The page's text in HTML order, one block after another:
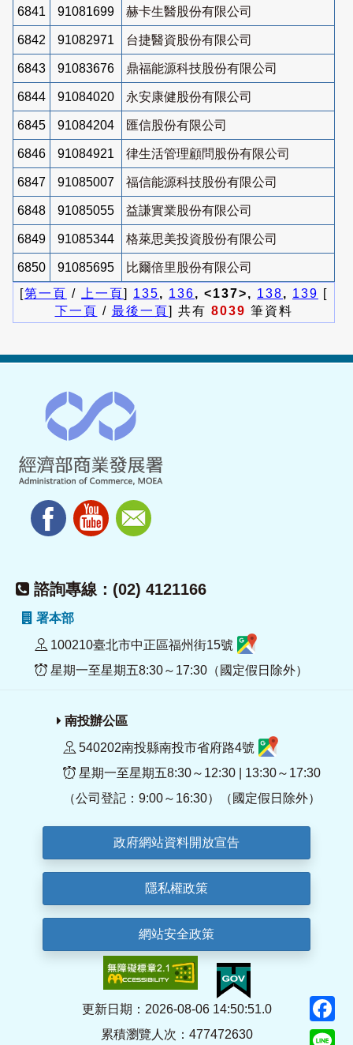
6841 91081699 赫卡生醫股份有限公司
6842 91082971 台捷醫資股份有限公司
6843 91083676 鼎福能源科技股份有限公司
6844 91084020 永安康健股份有限公司
6845 91084204 匯信股份有限公司
6846 91084921 律生活管理顧問股份有限公司
6847 91085007 福信能源科技股份有限公司
6848 91085055 益謙實業股份有限公司
6849 91085344 格萊思美投資股份有限公司
6850 91085695
比爾倍里股份有限公司
[第一頁 / 上一頁] 135, 136, <137>, 138, 139 [
下一頁 / 最後一頁] 共有 8039 筆資料
諮詢專線：(02) 4121166
署本部
100210臺北市中正區福州街15號
星期一至星期五8:30～17:30（國定假日除外）
南投辦公區
540202南投縣南投市省府路4號
星期一至星期五8:30～12:30 | 13:30～17:30
（公司登記：9:00～16:30）（國定假日除外）
政府網站資料開放宣告
隱私權政策
網站安全政策
更新日期：2026-08-06 14:50:51.0
累積瀏覽人次：477472630